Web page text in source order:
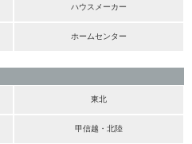
ハウスメーカー
ホームセンター
東北
甲信越・北陸